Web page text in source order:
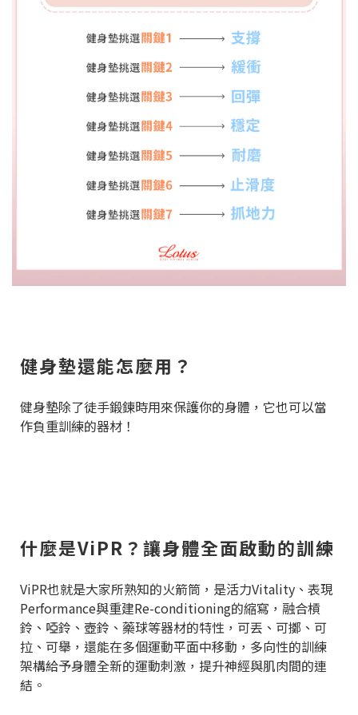
健身墊還能怎麼用？
健身墊除了徒手鍛鍊時用來保護你的身體，它也可以當
作負重訓練的器材！
什麼是ViPR？讓身體全面啟動的訓練
ViPR也就是大家所熟知的火箭筒，是活力Vitality、表現
Performance與重建Re-conditioning的縮寫，融合槓
鈴、啞鈴、壺鈴、藥球等器材的特性，可丟、可擲、可
拉、可舉，還能在多個運動平面中移動，多向性的訓練
架構給予身體全新的運動刺激，提升神經與肌肉間的連
結。